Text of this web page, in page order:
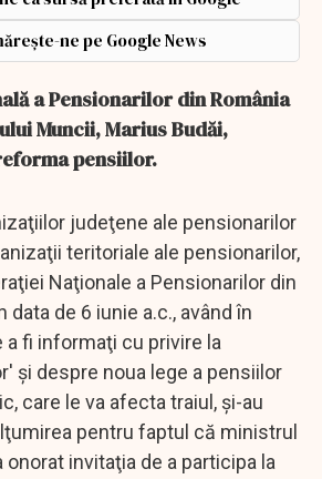
ne pe Google News
a Pensionarilor din România
Muncii, Marius Budăi,
pensiilor.
judeţene ale pensionarilor
teritoriale ale pensionarilor,
Naţionale a Pensionarilor din
data de 6 iunie a.c., având în
fi informaţi cu privire la
şi despre noua lege a pensiilor
care le va afecta traiul, şi-au
pentru faptul că ministrul
onorat invitaţia de a participa la